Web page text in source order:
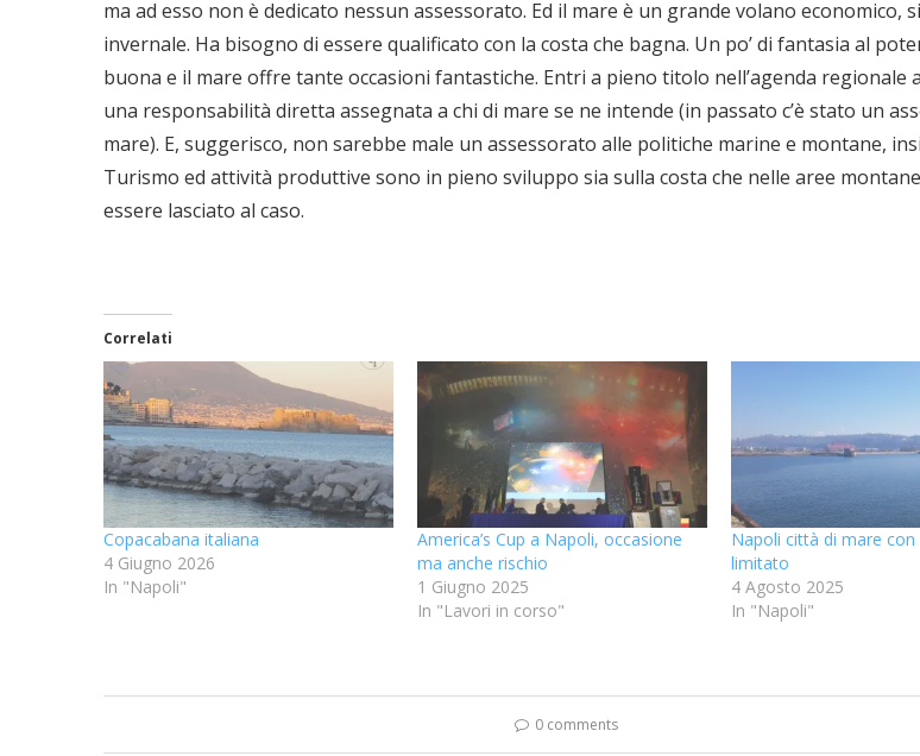
ma ad esso non è dedicato nessun assessorato. Ed il mare è un grande volano economico,
invernale. Ha bisogno di essere qualificato con la costa che bagna. Un po’ di fantasia al
buona e il mare offre tante occasioni fantastiche. Entri a pieno titolo nell’agenda regionale
una responsabilità diretta assegnata a chi di mare se ne intende (in passato c’è stato un
mare). E, suggerisco, non sarebbe male un assessorato alle politiche marine e montane,
Turismo ed attività produttive sono in pieno sviluppo sia sulla costa che nelle aree
essere lasciato al caso.
Correlati
Copacabana italiana
4 Giugno 2026
In "Napoli"
America’s Cup a Napoli, occasione
ma anche rischio
1 Giugno 2025
In "Lavori in corso"
Napoli città di mare con
limitato
4 Agosto 2025
In "Napoli"
0 comments
“La Grazia” di
presentato da
“Il respiro del
di Terry
Nuova tanker in
per la
Una barca entra
Crapolla
“Un’Ape tra le
digitale
“La Grazia” di
presentato da